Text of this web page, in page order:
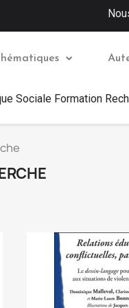
Thématiques
Sociale Formation